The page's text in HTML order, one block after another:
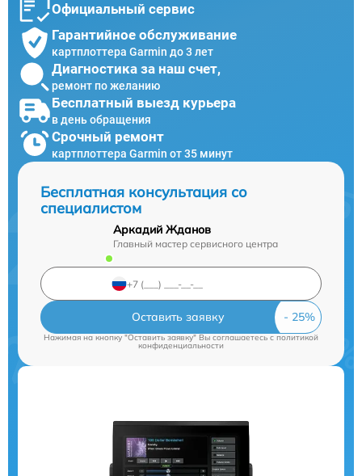
Официальный сервис
Гарантийное обслуживание
картплоттера Garmin до 3 лет
Диагностика за наш счет,
ремонт по желанию
Бесплатный выезд курьера
в день обращения
Срочный ремонт
картплоттера Garmin от 35 минут
Бесплатная консультация со
специалистом
Аркадий Жданов
Главный мастер сервисного центра
Оставить заявку
Нажимая на кнопку "Оставить заявку" Вы соглашаетесь cполитикой
конфиденциальности